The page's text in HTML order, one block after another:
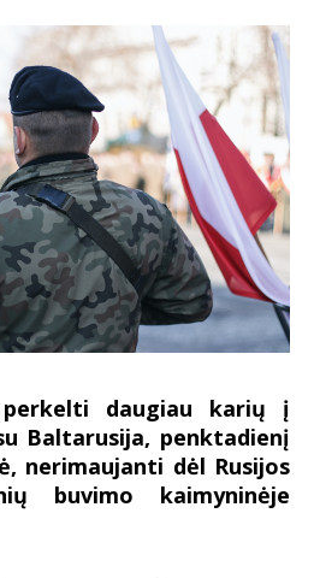
perkelti daugiau karių į
Baltarusija, penktadienį
nerimaujanti dėl Rusijos
buvimo kaimyninėje